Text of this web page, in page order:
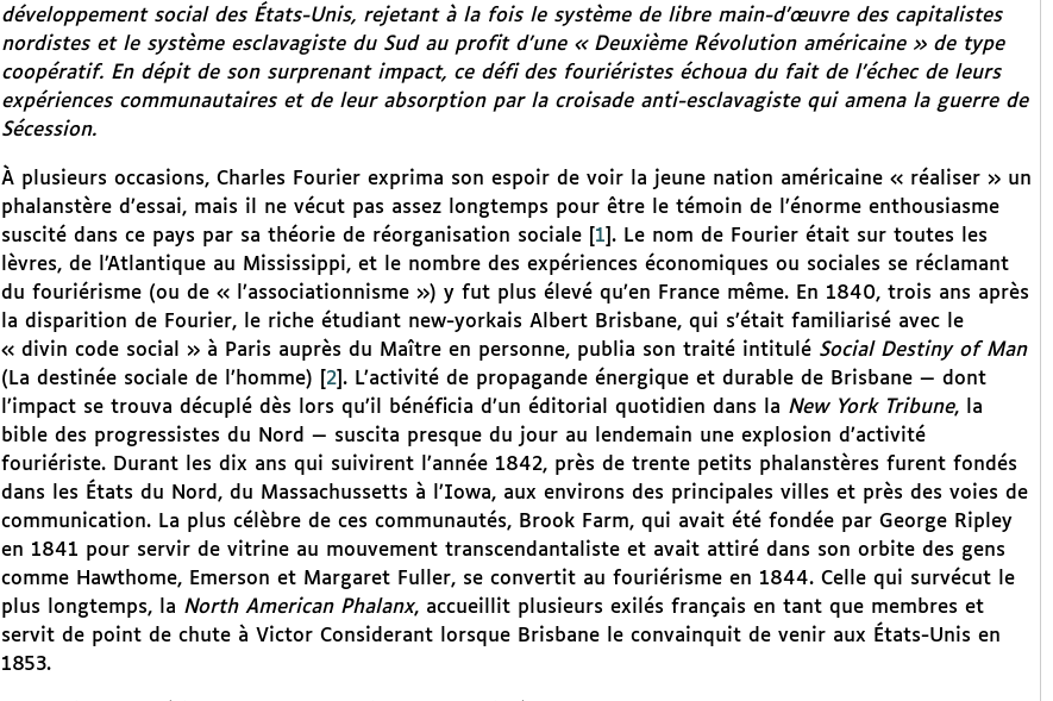
développement social des États-Unis, rejetant à la fois le système de libre main-d’œuvre des capitalistes
nordistes et le système esclavagiste du Sud au profit d’une « Deuxième Révolution américaine » de type
coopératif. En dépit de son surprenant impact, ce défi des fouriéristes échoua du fait de l’échec de leurs
expériences communautaires et de leur absorption par la croisade anti-esclavagiste qui amena la guerre de
Sécession.
À plusieurs occasions, Charles Fourier exprima son espoir de voir la jeune nation américaine « réaliser » un
phalanstère d’essai, mais il ne vécut pas assez longtemps pour être le témoin de l’énorme enthousiasme
suscité dans ce pays par sa théorie de réorganisation sociale[ 1 . Le nom de Fourier était sur toutes les
lèvres, de l’Atlantique au Mississippi, et le nombre des expériences économiques ou sociales se réclamant
du fouriérisme (ou de « l’associationnisme ») y fut plus élevé qu’en France même. En 1840, trois ans après
la disparition de Fourier, le riche étudiant new-yorkais Albert Brisbane, qui s’était familiarisé avec le
« divin code social » à Paris auprès du Maître en personne, publia son traité intitulé Social Destiny of Man
(La destinée sociale de l’homme)
2] . L’activité de propagande énergique et durable de Brisbane — dont
l’impact se trouva décuplé dès lors qu’il bénéficia d’un éditorial quotidien dans la New York Tribune, la
bible des progressistes du Nord — suscita presque du jour au lendemain une explosion d’activité
fouriériste. Durant les dix ans qui suivirent l’année 1842, près de trente petits phalanstères furent fondés
dans les États du Nord, du Massachussetts à l’Iowa, aux environs des principales villes et près des voies de
communication. La plus célèbre de ces communautés, Brook Farm, qui avait été fondée par George Ripley
en 1841 pour servir de vitrine au mouvement transcendantaliste et avait attiré dans son orbite des gens
comme Hawthome, Emerson et Margaret Fuller, se convertit au fouriérisme en 1844. Celle qui survécut le
plus longtemps, la North American Phalanx, accueillit plusieurs exilés français en tant que membres et
servit de point de chute à Victor Considerant lorsque Brisbane le convainquit de venir aux États-Unis en
1853.